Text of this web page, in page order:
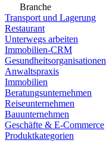
Branche
Transport und Lagerung
Restaurant
Unterwegs arbeiten
Immobilien-CRM
Gesundheitsorganisationen
Anwaltspraxis
Immobilien
Beratungsunternehmen
Reiseunternehmen
Bauunternehmen
Geschäfte & E-Commerce
Produktkategorien